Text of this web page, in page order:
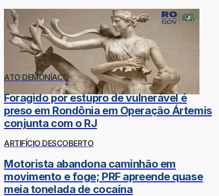
ATO DEMONÍACO
Foragido por estupro de vulnerável é
preso em Rondônia em Operação Ártemis
conjunta com o RJ
ARTIFÍCIO DESCOBERTO
Motorista abandona caminhão em
movimento e foge; PRF apreende quase
meia tonelada de cocaína